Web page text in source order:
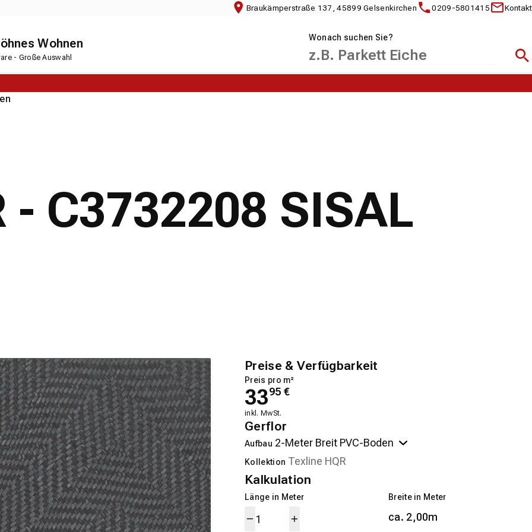
Braukämperstraße 137, 45899 Gelsenkirchen 0209-5801415 Kontakt
Wohnen
- Große Auswahl
Wonach suchen Sie?
- C3732208 SISAL
Preise & Verfügbarkeit
Preis pro m²
3395 €
inkl. MwSt.
Gerflor
Aufbau
Kollektion
Kalkulation
Länge in Meter Breite in Meter
ca. 2,00m